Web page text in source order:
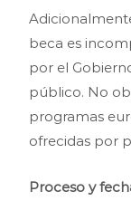
beca es
por el
público. No
programas
ofrecidas por
Proceso y